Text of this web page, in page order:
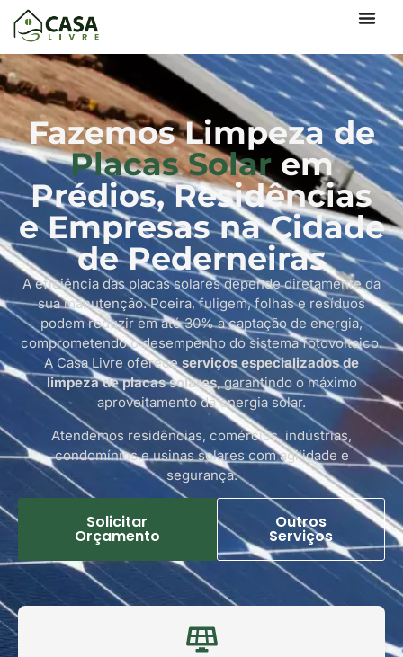
Fazemos Limpeza de
Placas Solar em
Prédios, Residências
e Empresas na Cidade
de Pederneiras
A eficiência das placas solares depende diretamente da
sua manutenção. Poeira, fuligem, folhas e resíduos
podem reduzir em até 30% a captação de energia,
comprometendo o desempenho do sistema fotovoltaico.
A Casa Livre ofereceserviços especializados de
limpeza de placas solares, garantindo o máximo
aproveitamento da energia solar.
Atendemos residências, comércios, indústrias,
condomínios e usinas solares com agilidade e
segurança.
Solicitar
Orçamento
Outros
Serviços